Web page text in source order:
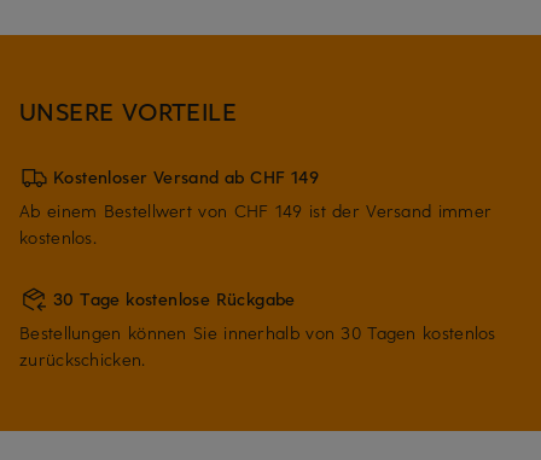
UNSERE VORTEILE
Kostenloser Versand ab CHF 149
Ab einem Bestellwert von CHF 149 ist der Versand immer
kostenlos.
30 Tage kostenlose Rückgabe
Bestellungen können Sie innerhalb von 30 Tagen kostenlos
zurückschicken.